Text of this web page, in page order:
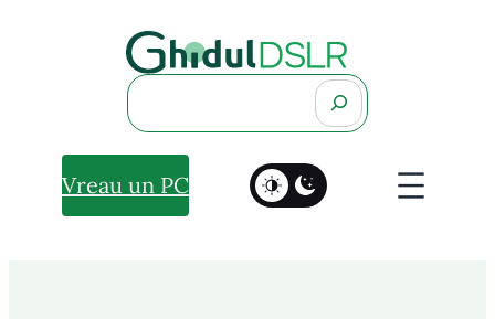
Search
Vreau un PC